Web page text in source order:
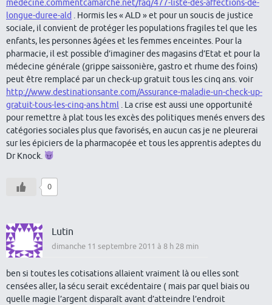
medecine.commentcamarche.net/faq/477-liste-des-affections-de-
longue-duree-ald . Hormis les « ALD » et pour un soucis de justice
sociale, il convient de protéger les populations fragiles tel que les
enfants, les personnes âgées et les femmes enceintes. Pour la
pharmacie, il est possible d’imaginer des magasins d’Etat et pour la
médecine générale (grippe saissonière, gastro et rhume des foins)
peut être remplacé par un check-up gratuit tous les cinq ans. voir
http://www.destinationsante.com/Assurance-maladie-un-check-up-
gratuit-tous-les-cinq-ans.html . La crise est aussi une opportunité
pour remettre à plat tous les excès des politiques menés envers des
catégories sociales plus que favorisés, en aucun cas je ne pleurerai
sur les épiciers de la pharmacopée et tous les apprentis adeptes du
Dr Knock.
0
Lutin
dimanche 11 septembre 2011 à 8 h 28 min
ben si toutes les cotisations allaient vraiment là ou elles sont
censées aller, la sécu serait excédentaire ( mais par quel biais ou
quelle magie l’argent disparaît avant d’atteindre l’endroit